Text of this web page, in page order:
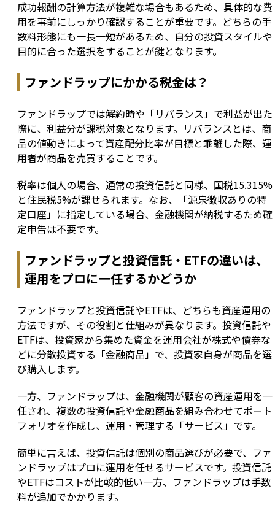
成功報酬の計算方法が複雑な場合もあるため、具体的な費
用を事前にしっかり確認することが重要です。どちらの手
数料形態にも一長一短があるため、自分の投資スタイルや
目的に合った選択をすることが鍵となります。
ファンドラップにかかる税金は？
ファンドラップでは解約時や「リバランス」で利益が出た
際に、利益分が課税対象となります。リバランスとは、商
品の値動きによって資産配分比率が目標と乖離した際、運
用者が商品を売買することです。
税率は個人の場合、通常の投資信託と同様、国税15.315%
と住民税5%が課せられます。なお、「源泉徴収ありの特
定口座」に指定している場合、金融機関が納税するため確
定申告は不要です。
ファンドラップと投資信託・ETFの違いは、
運用をプロに一任するかどうか
ファンドラップと投資信託やETFは、どちらも資産運用の
方法ですが、その役割と仕組みが異なります。投資信託や
ETFは、投資家から集めた資金を運用会社が株式や債券な
どに分散投資する「金融商品」で、投資家自身が商品を選
び購入します。
一方、ファンドラップは、金融機関が顧客の資産運用を一
任され、複数の投資信託や金融商品を組み合わせてポート
フォリオを作成し、運用・管理する「サービス」です。
簡単に言えば、投資信託は個別の商品選びが必要で、ファ
ンドラップはプロに運用を任せるサービスです。投資信託
やETFはコストが比較的低い一方、ファンドラップは手数
料が追加でかかります。